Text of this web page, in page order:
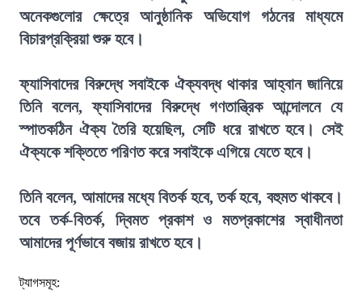
অনেকগুলোর ক্ষেত্রে আনুষ্ঠানিক অভিযোগ গঠনের মাধ্যমে
বিচারপ্রক্রিয়া শুরু হবে।
ফ্যাসিবাদের বিরুদ্ধে সবাইকে ঐক্যবদ্ধ থাকার আহ্বান জানিয়ে
তিনি বলেন, ফ্যাসিবাদের বিরুদ্ধে গণতান্ত্রিক আন্দোলনে যে
স্পাতকঠিন ঐক্য তৈরি হয়েছিল, সেটি ধরে রাখতে হবে। সেই
ঐক্যকে শক্তিতে পরিণত করে সবাইকে এগিয়ে যেতে হবে।
তিনি বলেন, আমাদের মধ্যে বিতর্ক হবে, তর্ক হবে, বহুমত থাকবে।
তবে তর্ক-বিতর্ক, দ্বিমত প্রকাশ ও মতপ্রকাশের স্বাধীনতা
আমাদের পূর্ণভাবে বজায় রাখতে হবে।
ট্যাগসমূহ: